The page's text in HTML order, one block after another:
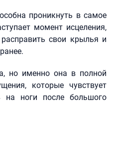
проникнуть в самое
момент исцеления,
свои крылья и
но именно она в полной
которые чувствует
на ноги после большого